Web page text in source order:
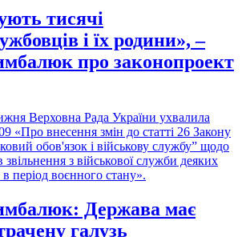
тисячі
і їх родини», –
про законопроект
Верховна Рада України ухвалила
«Про внесення змін до статті 26 Закону
обов'язок і військову службу” щодо
з військової служби деяких
період воєнного стану».
Держава має
галузь